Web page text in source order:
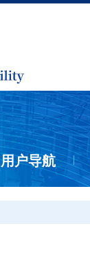
用户导航